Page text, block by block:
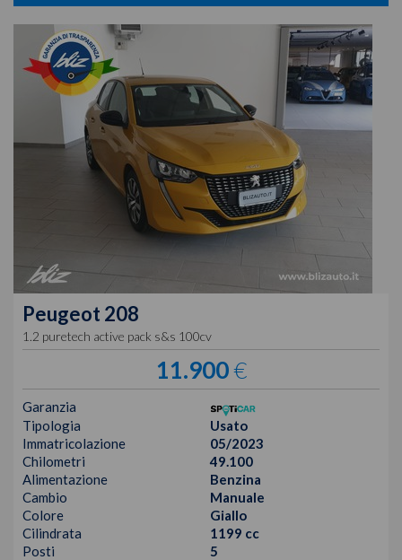
Peugeot 208
1.2 puretech active pack s&s 100cv
11.900€
Garanzia
Tipologia
Usato
Immatricolazione
05/2023
Chilometri
49.100
Alimentazione
Benzina
Cambio
Manuale
Colore
Giallo
Cilindrata
1199 cc
Posti
5